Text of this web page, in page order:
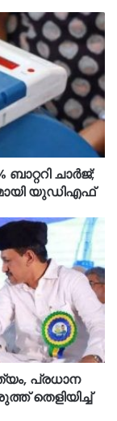
ബാറ്ററി ചാർജ്;
യുഡിഎഫ്
പ്രധാന
തെളിയിച്ച്